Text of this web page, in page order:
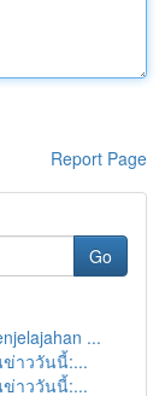
Report Page
Go
...
าววันนี้:...
าววันนี้:...